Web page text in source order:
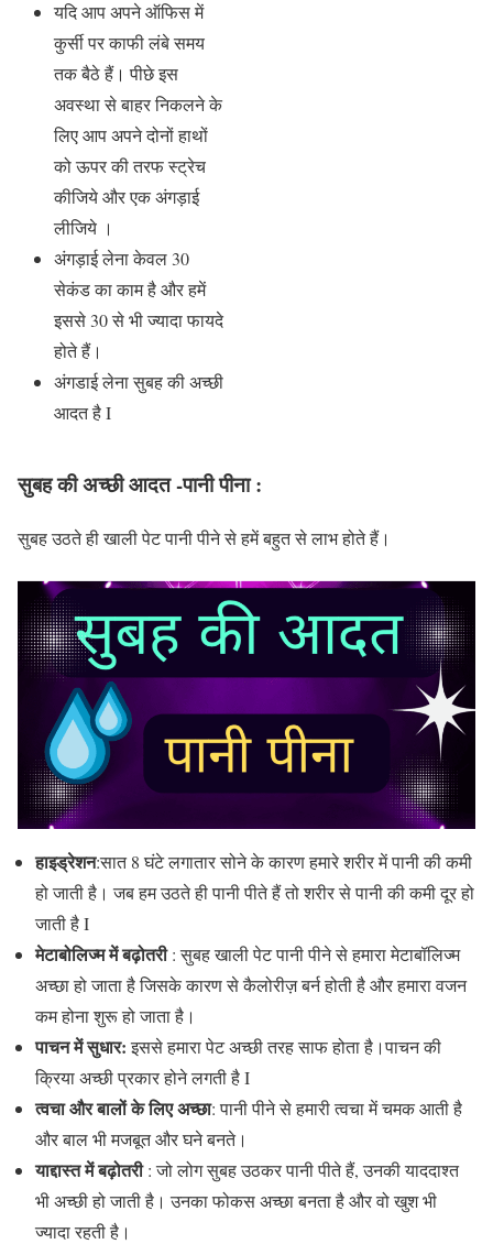
यदि आप अपने ऑफिस में
कुर्सी पर काफी लंबे समय
तक बैठे हैं। पीछे इस
अवस्था से बाहर निकलने के
लिए आप अपने दोनों हाथों
को ऊपर की तरफ स्ट्रेच
कीजिये और एक अंगड़ाई
लीजिये ।
अंगड़ाई लेना केवल 30
सेकंड का काम है और हमें
इससे 30 से भी ज्यादा फायदे
होते हैं।
अंगडाई लेना सुबह की अच्छी
आदत है I
सुबह की अच्छी आदत -पानी पीना :
सुबह उठते ही खाली पेट पानी पीने से हमें बहुत से लाभ होते हैं।
हाइड्रेशन:सात 8 घंटे लगातार सोने के कारण हमारे शरीर में पानी की कमी
हो जाती है। जब हम उठते ही पानी पीते हैं तो शरीर से पानी की कमी दूर हो
जाती है I
मेटाबोलिज्म में बढ़ोतरी: सुबह खाली पेट पानी पीने से हमारा मेटाबॉलिज्म
अच्छा हो जाता है जिसके कारण से कैलोरीज़ बर्न होती है और हमारा वजन
कम होना शुरू हो जाता है।
पाचन में सुधार:इससे हमारा पेट अच्छी तरह साफ होता है।पाचन की
क्रिया अच्छी प्रकार होने लगती है I
त्वचा और बालों के लिए अच्छा: पानी पीने से हमारी त्वचा में चमक आती है
और बाल भी मजबूत और घने बनते।
याद्दास्तमें बढ़ोतरी: जो लोग सुबह उठकर पानी पीते हैं, उनकी याददाश्त
भी अच्छी हो जाती है। उनका फोकस अच्छा बनता है और वो खुश भी
ज्यादा रहती है।